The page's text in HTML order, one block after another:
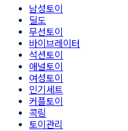
남성토이
딜도
무선토이
바이브레이터
석션토이
애널토이
여성토이
인기세트
커플토이
콕링
토이관리